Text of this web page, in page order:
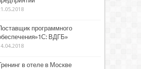
программного
ВДГБ»
в отеле в Москве